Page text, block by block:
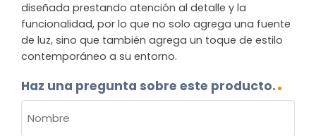
diseñada prestando atención al detalle y la
funcionalidad, por lo que no solo agrega una fuente
de luz, sino que también agrega un toque de estilo
contemporáneo a su entorno.
Haz una pregunta sobre este producto.
(OBLIGATORIO)